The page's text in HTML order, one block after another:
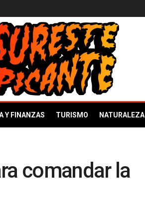
Y FINANZAS TURISMO NATURALEZA
comandar la